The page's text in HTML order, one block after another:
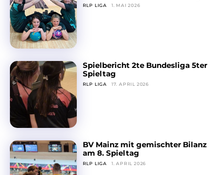
RLP LIGA 1. MAI 2026
Spielbericht 2te Bundesliga 5ter
Spieltag
RLP LIGA 17. APRIL 2026
BV Mainz mit gemischter Bilanz
am 8. Spieltag
RLP LIGA 1. APRIL 2026